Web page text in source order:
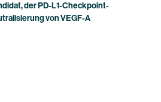
der PD-L1-Checkpoint-
von VEGF-A